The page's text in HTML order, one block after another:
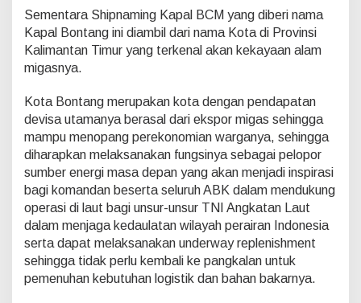
Sementara Shipnaming Kapal BCM yang diberi nama
Kapal Bontang ini diambil dari nama Kota di Provinsi
Kalimantan Timur yang terkenal akan kekayaan alam
migasnya.
Kota Bontang merupakan kota dengan pendapatan
devisa utamanya berasal dari ekspor migas sehingga
mampu menopang perekonomian warganya, sehingga
diharapkan melaksanakan fungsinya sebagai pelopor
sumber energi masa depan yang akan menjadi inspirasi
bagi komandan beserta seluruh ABK dalam mendukung
operasi di laut bagi unsur-unsur TNI Angkatan Laut
dalam menjaga kedaulatan wilayah perairan Indonesia
serta dapat melaksanakan underway replenishment
sehingga tidak perlu kembali ke pangkalan untuk
pemenuhan kebutuhan logistik dan bahan bakarnya.